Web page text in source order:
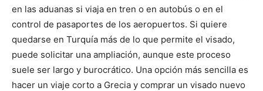
en las aduanas si viaja en tren o en autobús o en el
control de pasaportes de los aeropuertos. Si quiere
quedarse en Turquía más de lo que permite el visado,
puede solicitar una ampliación, aunque este proceso
suele ser largo y burocrático. Una opción más sencilla es
hacer un viaje corto a Grecia y comprar un visado nuevo